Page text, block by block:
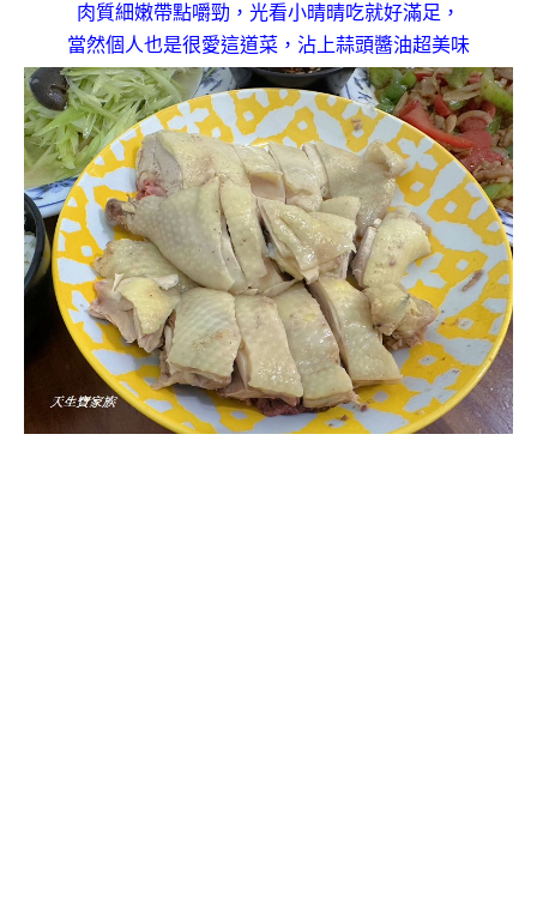
肉質細嫩帶點嚼勁，光看小晴晴吃就好滿足，
當然個人也是很愛這道菜，沾上蒜頭醬油超美味